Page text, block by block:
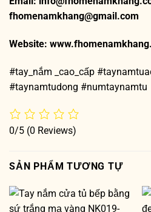
fhomenamkhang@gmail.com
Website:
#tay_nắm _cao_cấp
#taynamtudong #numtaynamtu
0/5 (0 Reviews)
SẢN PHẨM TƯƠNG TỰ